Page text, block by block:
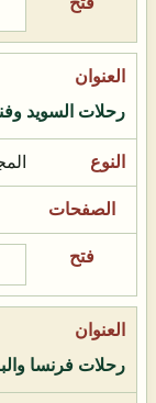
رحلات السويد
رحلات فرنسا